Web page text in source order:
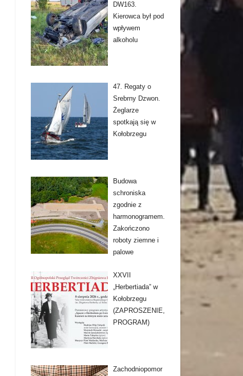
DW163.
Kierowca był pod
wpływem
alkoholu
47. Regaty o
Srebrny Dzwon.
Żeglarze
spotkają się w
Kołobrzegu
Budowa
schroniska
zgodnie z
harmonogramem.
Zakończono
roboty ziemne i
palowe
XXVII
„Herbertiada” w
Kołobrzegu
(ZAPROSZENIE,
PROGRAM)
Zachodniopomor